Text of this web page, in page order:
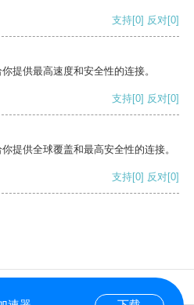
支持[0] 反对[0]
提供最高速度和安全性的连接。
支持[0] 反对[0]
提供全球覆盖和最高安全性的连接。
支持[0] 反对[0]